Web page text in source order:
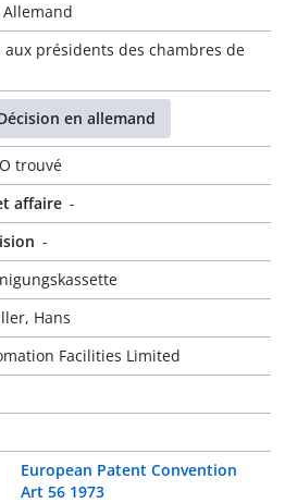
Allemand
aux présidents des chambres de
en allemand
trouvé
affaire -
-
Hans
Facilities Limited
European Patent Convention
Art 56 1973